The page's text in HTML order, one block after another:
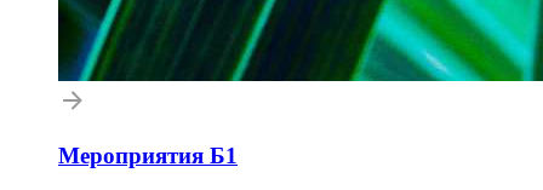
Мероприятия Б1